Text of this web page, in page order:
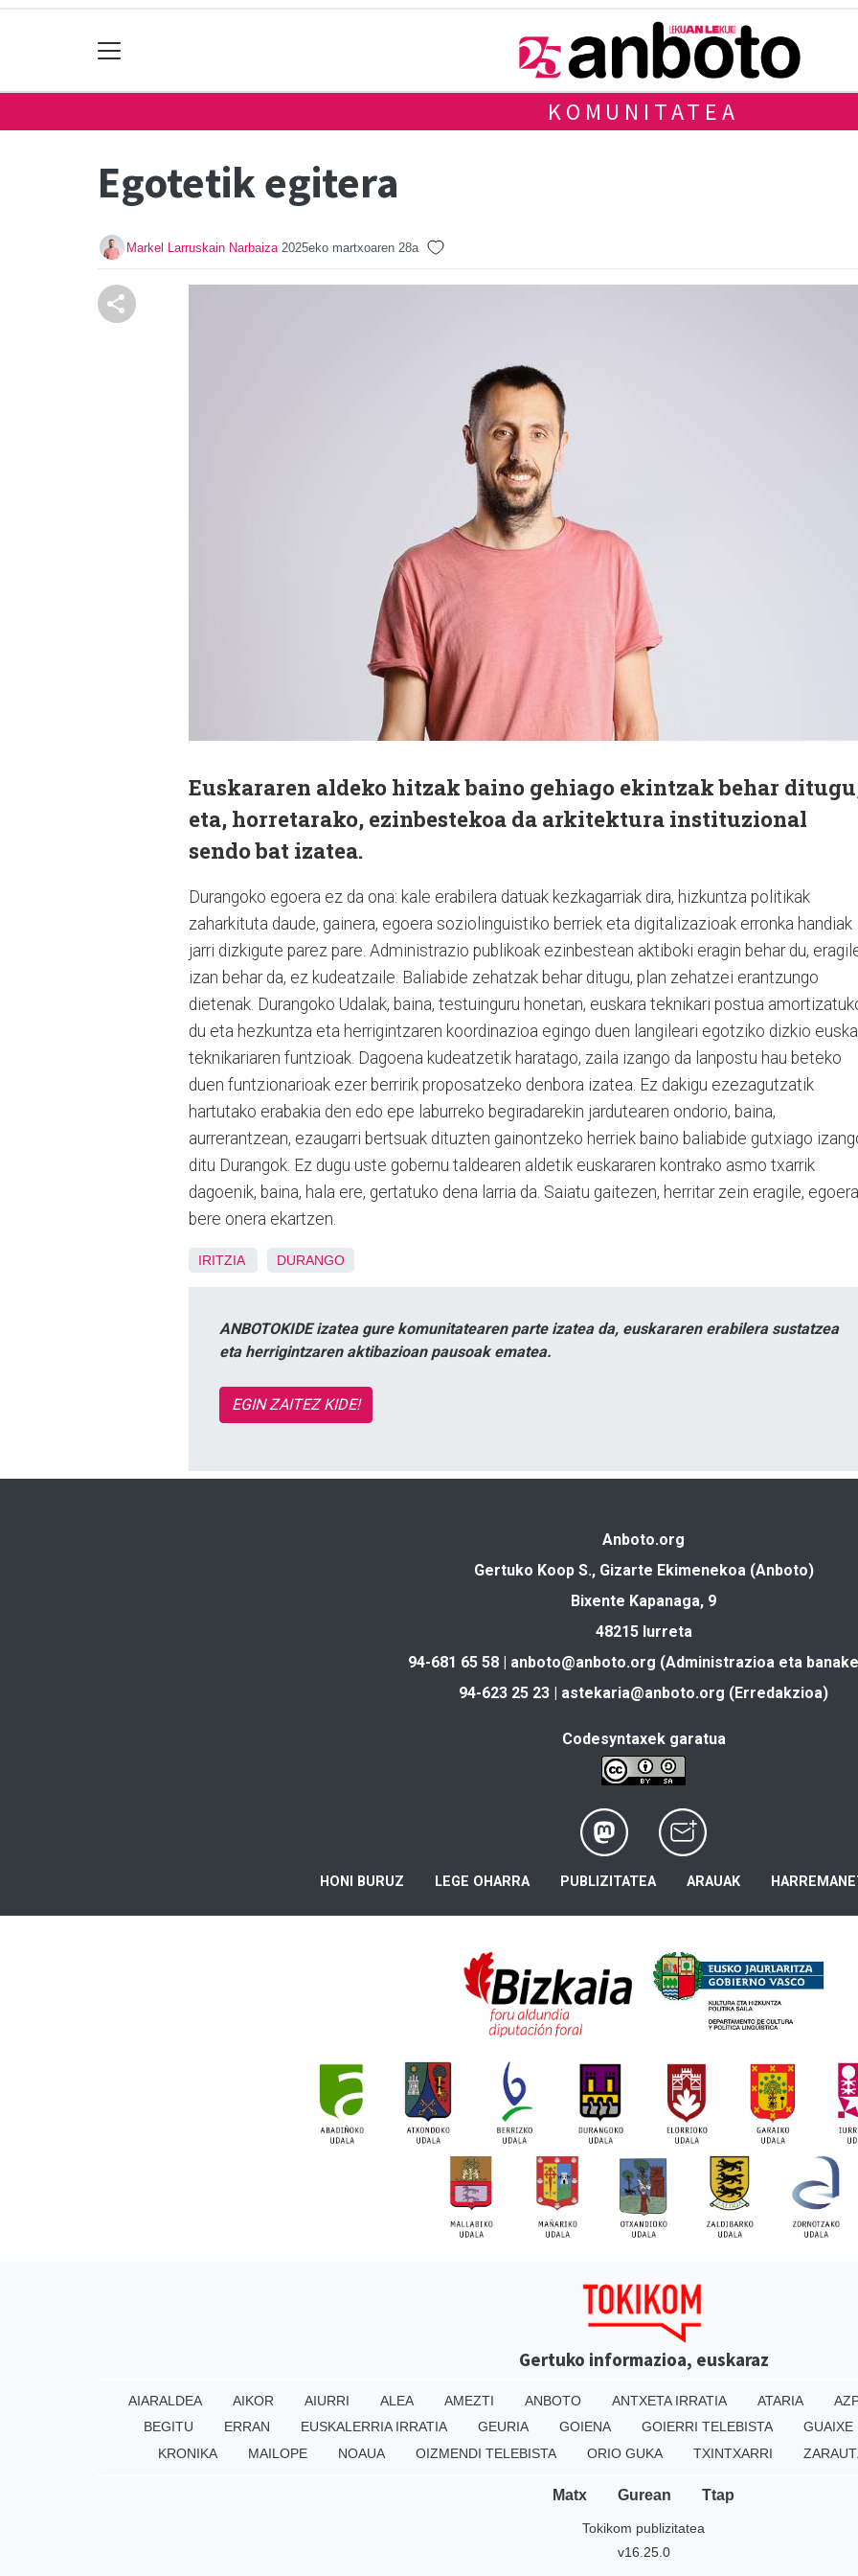
KOMUNITATEA
Egotetik egitera
Markel Larruskain Narbaiza 2025eko martxoaren 28a
Euskararen aldeko hitzak baino gehiago ekintzak behar
eta, horretarako, ezinbestekoa da arkitektura instituzional
sendo bat izatea.
Durangoko egoera ez da ona: kale erabilera datuak kezkagarriak dira, hizkuntza politikak
zaharkituta daude, gainera, egoera soziolinguistiko berriek eta digitalizazioak erronka handiak
jarri dizkigute parez pare. Administrazio publikoak ezinbestean aktiboki eragin behar du,
izan behar da, ez kudeatzaile. Baliabide zehatzak behar ditugu, plan zehatzei erantzungo
dietenak. Durangoko Udalak, baina, testuinguru honetan, euskara teknikari postua
du eta hezkuntza eta herrigintzaren koordinazioa egingo duen langileari egotziko dizkio
teknikariaren funtzioak. Dagoena kudeatzetik haratago, zaila izango da lanpostu hau beteko
duen funtzionarioak ezer berririk proposatzeko denbora izatea. Ez dakigu ezezagutzatik
hartutako erabakia den edo epe laburreko begiradarekin jardutearen ondorio, baina,
aurrerantzean, ezaugarri bertsuak dituzten gainontzeko herriek baino baliabide gutxiago
ditu Durangok. Ez dugu uste gobernu taldearen aldetik euskararen kontrako asmo txarrik
dagoenik, baina, hala ere, gertatuko dena larria da. Saiatu gaitezen, herritar zein eragile, egoera
bere onera ekartzen.
IRITZIA DURANGO
ANBOTOKIDE izatea gure komunitatearen parte izatea da, euskararen erabilera sustatzea
eta herrigintzaren aktibazioan pausoak ematea.
EGIN ZAITEZ KIDE!
Anboto.org
Gertuko Koop S., Gizarte Ekimenekoa (Anboto)
Bixente Kapanaga, 9
48215 Iurreta
94-681 65 58 | anboto@anboto.org (Administrazioa eta
94-623 25 23 | astekaria@anboto.org (Erredakzioa)
Codesyntaxek garatua
HONI BURUZ LEGE OHARRA PUBLIZITATEA ARAUAK
Gertuko informazioa, euskaraz
AIARALDEA AIKOR AIURRI ALEA AMEZTI ANBOTO ANTXETA IRRATIA ATARIA
BEGITU
ERRAN EUSKALERRIA IRRATIA GEURIA GOIENA GOIERRI TELEBISTA
GUAIXE
KRONIKA
MAILOPE NOAUA OIZMENDI TELEBISTA ORIO GUKA TXINTXARRI
Matx Gurean Ttap
Tokikom publizitatea
v16.25.0